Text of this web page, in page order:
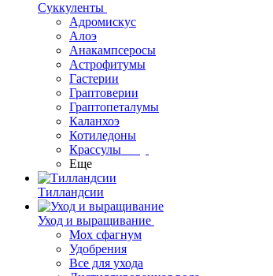
Суккуленты
Адромискус
Алоэ
Анакампсеросы
Астрофитумы
Гастерии
Граптоверии
Граптопеталумы
Каланхоэ
Котиледоны
Крассулы
Еще
Тилландсии
Уход и выращивание
Мох сфагнум
Удобрения
Все для ухода